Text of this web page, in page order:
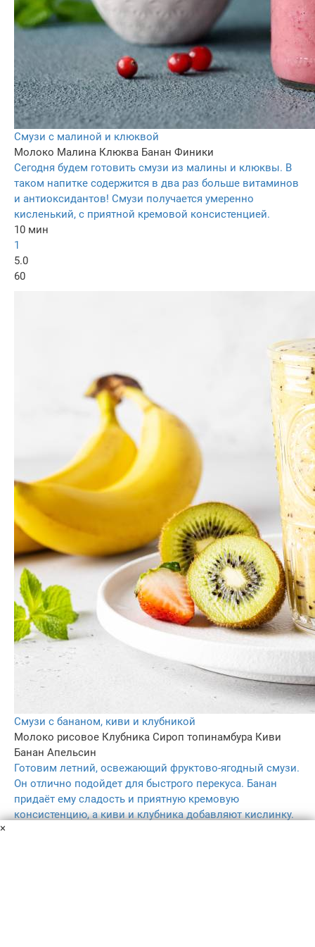
Смузи с малиной и клюквой
Молоко Малина Клюква Банан Финики
Сегодня будем готовить смузи из малины и клюквы. В
таком напитке содержится в два раз больше витаминов
и антиоксидантов! Смузи получается умеренно
кисленький, с приятной кремовой консистенцией.
10 мин
1
5.0
60
Смузи с бананом, киви и клубникой
Молоко рисовое Клубника Сироп топинамбура Киви
Банан Апельсин
Готовим летний, освежающий фруктово-ягодный смузи.
Он отлично подойдет для быстрого перекуса. Банан
придаёт ему сладость и приятную кремовую
консистенцию, а киви и клубника добавляют кислинку.
×